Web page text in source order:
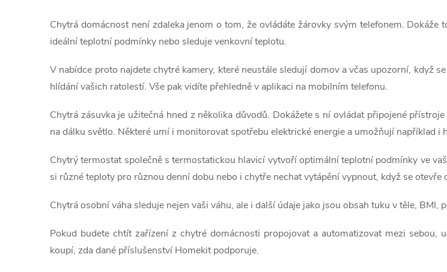
k
t
ů
v
l
á
d
a
c
í
p
r
v
k
Chytrá domácnost není zdaleka jenom o tom, že ovládáte žárovky svým telefonem.
ideální teplotní podmínky nebo sleduje venkovní teplotu.
V nabídce proto najdete chytré kamery, které neustále sledují domov a včas upozorní, když
hlídání vašich ratolestí. Vše pak vidíte přehledně v aplikaci na mobilním telefonu.
Chytrá zásuvka je užitečná hned z několika důvodů. Dokážete s ní ovládat připojené
na dálku světlo. Některé umí i monitorovat spotřebu elektrické energie a umožňují například i
Chytrý termostat společně s termostatickou hlavicí vytvoří optimální teplotní podmínky ve
si různé teploty pro různou denní dobu nebo i chytře nechat vytápění vypnout, když se
Chytrá osobní váha sleduje nejen vaši váhu, ale i další údaje jako jsou obsah tuku v těle,
Pokud budete chtít zařízení z chytré domácnosti propojovat a automatizovat mezi
koupí, zda dané příslušenství Homekit podporuje.